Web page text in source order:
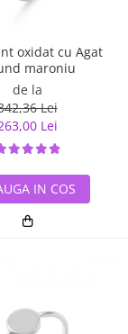
oxidat cu Agat
maroniu
de la
Lei
Lei
IN COS